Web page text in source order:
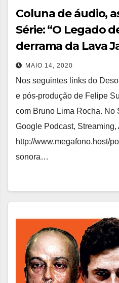
Coluna de áudio,
Série: “O Legado
derrama da Lava
MAIO 14, 2020
Nos seguintes links do
e pós-produção de Felipe
com Bruno Lima Rocha. No
Google Podcast, Streaming,
http://www.megafono.host/
sonora…